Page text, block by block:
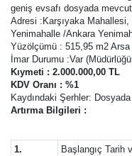
geniş evsafı dosyada
Adresi :Karşıyaka
Yenimahalle /Ankara
Yüzölçümü : 515,95 m2 Arsa
İmar Durumu :Var
Kıymeti : 2.000.000,00 TL
KDV Oranı : %1
Kaydındaki Şerhler:
Artırma Bilgileri :
1.
Başlangıç Tarih